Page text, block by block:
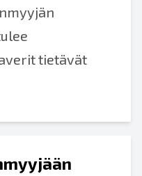
tietävät